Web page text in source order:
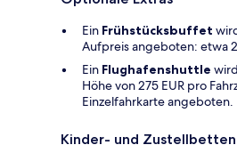
Ein Frühstücksbuffet
Aufpreis angeboten: etwa
Ein Flughafenshuttle
Höhe von 275 EUR pro
Einzelfahrkarte angeboten.
Kinder- und Zustellbetten